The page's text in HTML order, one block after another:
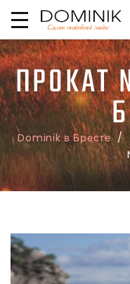
ПРОКАТ
Dominik в Бресте/